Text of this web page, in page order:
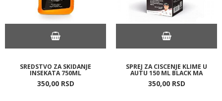
SREDSTVO ZA SKIDANJE
INSEKATA 750ML
350,00 RSD
SPREJ ZA CISCENJE KLIME U
AUTU 150 ML BLACK MA
350,00 RSD